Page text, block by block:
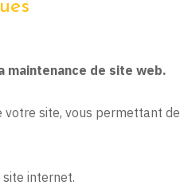
de site web.
site, vous permettant
internet.